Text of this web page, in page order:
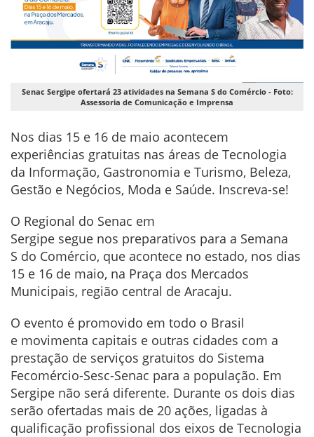
Senac Sergipe ofertará 23 atividades na Semana S do Comércio - Foto:
Assessoria de Comunicação e Imprensa
Nos dias 15 e 16 de maio acontecem
experiências gratuitas nas áreas de Tecnologia
da Informação, Gastronomia e Turismo, Beleza,
Gestão e Negócios, Moda e Saúde. Inscreva-se!
O Regional do Senac em
Sergipe segue nos preparativos para a Semana
S do Comércio, que acontece no estado, nos dias
15 e 16 de maio, na Praça dos Mercados
Municipais, região central de Aracaju.
O evento é promovido em todo o Brasil
e movimenta capitais e outras cidades com a
prestação de serviços gratuitos do Sistema
Fecomércio-Sesc-Senac para a população. Em
Sergipe não será diferente. Durante os dois dias
serão ofertadas mais de 20 ações, ligadas à
qualificação profissional dos eixos de Tecnologia